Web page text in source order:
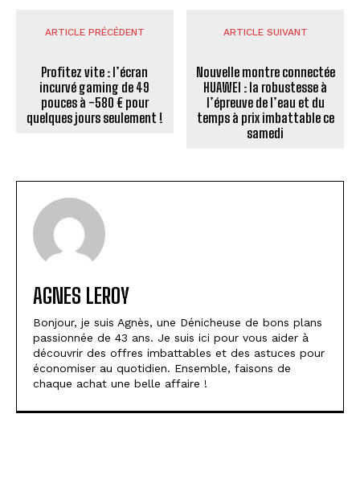
ARTICLE PRÉCÉDENT
Profitez vite : l’écran
incurvé gaming de 49
pouces à -580 € pour
quelques jours seulement !
ARTICLE SUIVANT
Nouvelle montre connectée
HUAWEI : la robustesse à
l’épreuve de l’eau et du
temps à prix imbattable ce
samedi
AGNES LEROY
Bonjour, je suis Agnès, une Dénicheuse de bons plans
passionnée de 43 ans. Je suis ici pour vous aider à
découvrir des offres imbattables et des astuces pour
économiser au quotidien. Ensemble, faisons de
chaque achat une belle affaire !